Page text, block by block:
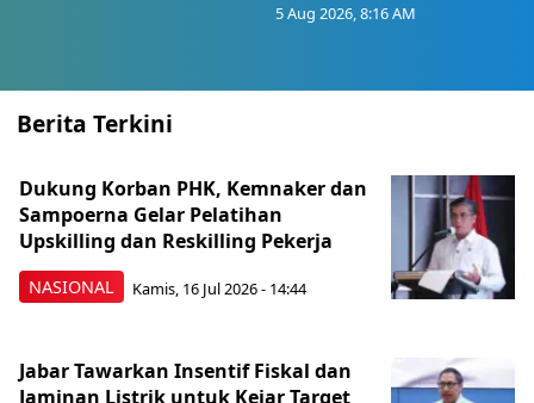
5 Aug 2026, 8:16 AM
Berita Terkini
NASIONAL
Dukung Korban PHK, Kemnaker dan
Sampoerna Gelar Pelatihan
Upskilling dan Reskilling Pekerja
Kamis, 16 Jul 2026 - 14:44
Jabar Tawarkan Insentif Fiskal dan
Jaminan Listrik untuk Kejar Target